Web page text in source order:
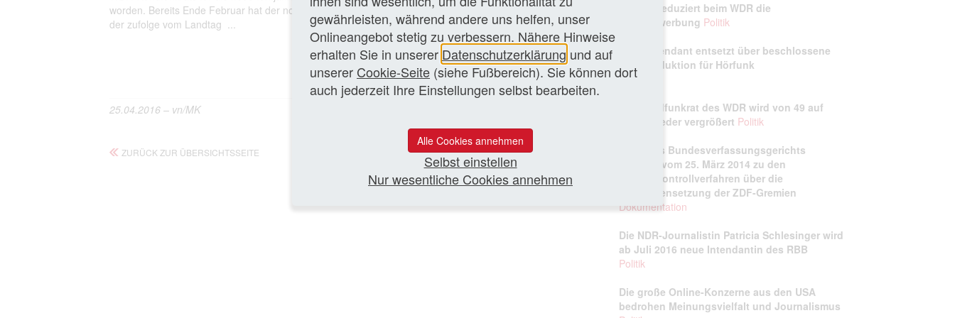
worden. Bereits Ende Februar hat der nordrhein-westfälische Landtag eine Ausschreibung veröffentlicht,
der zufolge vom Landtag ...
Ganzen Artikel lesen
25.04.2016 – vn/MK
ZURÜCK ZUR ÜBERSICHTSSEITE
Grünen reduziert beim WDR die
Hörfunkwerbung Politik
WDR-Intendant entsetzt über beschlossene
Werbereduktion für Hörfunk
Politik
Der Rundfunkrat des WDR wird von 49 auf
60 Mitglieder vergrößert Politik
Urteil des Bundesverfassungsgerichts
vom 25. März 2014 zu den
Normenkontrollverfahren über die
Zusammensetzung der ZDF-Gremien
Dokumentation
Die NDR-Journalistin Patricia Schlesinger wird
ab Juli 2016 neue Intendantin des RBB
Politik
Die große Online-Konzerne aus den USA
bedrohen Meinungsvielfalt und Journalismus
gewährleisten, während andere uns helfen, unser
Onlineangebot stetig zu verbessern. Nähere Hinweise
erhalten Sie in unserer Datenschutzerklärung und auf
unserer Cookie-Seite (siehe Fußbereich). Sie können dort
auch jederzeit Ihre Einstellungen selbst bearbeiten.
Alle Cookies annehmen
Selbst einstellen
Nur wesentliche Cookies annehmen